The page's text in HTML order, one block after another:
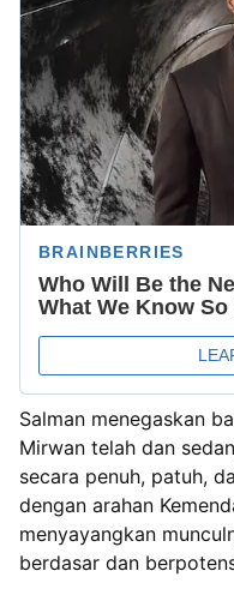
‎Salman menegaskan
Mirwan telah dan
secara penuh, patuh,
dengan arahan
menyayangkan
berdasar dan